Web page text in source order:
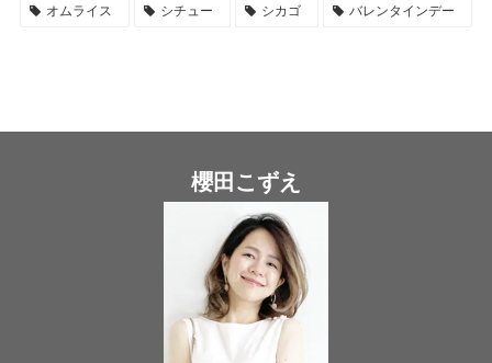
オムライス シチュー シカゴ バレンタインデー
櫻田こずえ